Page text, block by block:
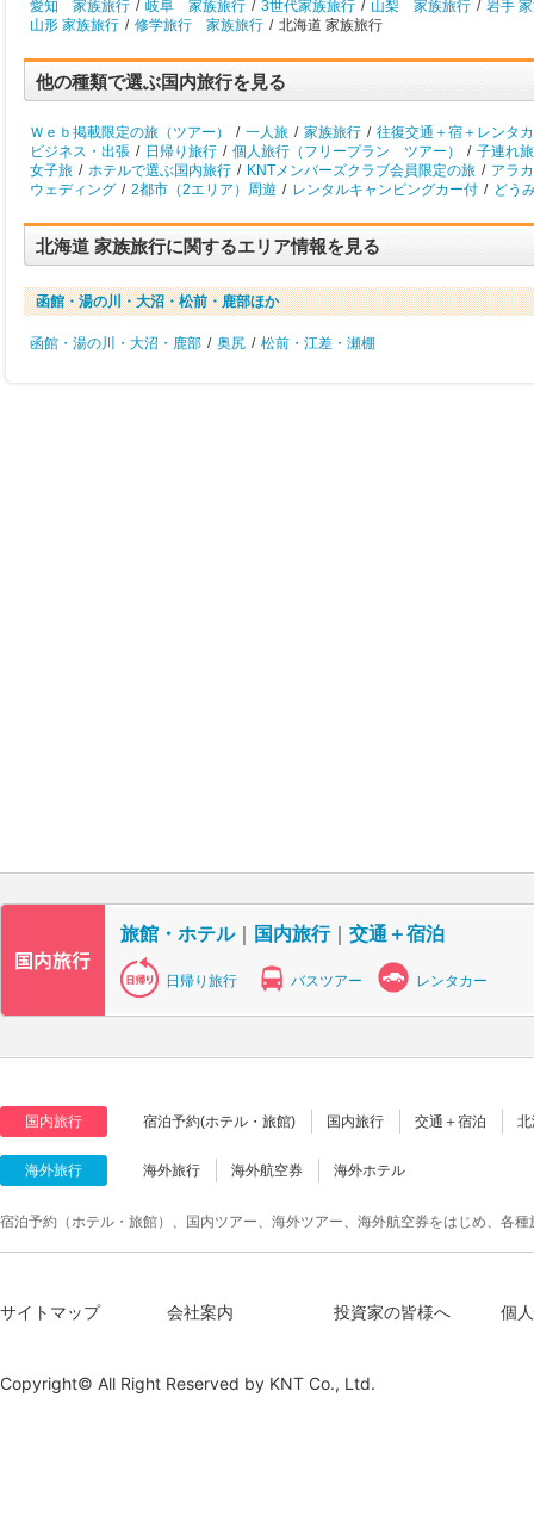
愛知 家族旅行 / 岐阜 家族旅行 / 3世代家族旅行 / 山梨 家族旅行 / 岩手
山形 家族旅行 / 修学旅行 家族旅行 / 北海道 家族旅行
他の種類で選ぶ国内旅行を見る
Ｗｅｂ掲載限定の旅（ツアー） / 一人旅 / 家族旅行 / 往復交通＋宿＋レンタ
ビジネス・出張 / 日帰り旅行 / 個人旅行（フリープラン ツアー） / 子連れ
女子旅 / ホテルで選ぶ国内旅行 / KNTメンバーズクラブ会員限定の旅 / アラ
ウェディング / 2都市（2エリア）周遊 / レンタルキャンピングカー付 / どう
北海道 家族旅行に関するエリア情報を見る
函館・湯の川・大沼・松前・鹿部ほか
函館・湯の川・大沼・鹿部 / 奥尻 / 松前・江差・瀬棚
旅館・ホテル｜ 国内旅行｜ 交通＋宿泊
日帰り旅行 バスツアー レンタカー
国内旅行 宿泊予約(ホテル・旅館) 国内旅行 交通＋宿泊
海外旅行 海外旅行 海外航空券 海外ホテル
宿泊予約（ホテル・旅館）、国内ツアー、海外ツアー、海外航空券をはじめ、各
サイトマップ 会社案内 投資家の皆様へ 個
Copyright© All Right Reserved by KNT Co., Ltd.